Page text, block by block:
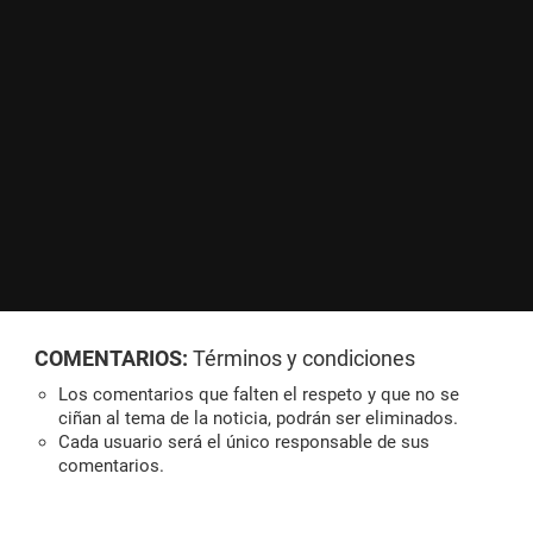
COMENTARIOS: Términos y condiciones
Los comentarios que falten el respeto y que no se
ciñan al tema de la noticia, podrán ser eliminados.
Cada usuario será el único responsable de sus
comentarios.